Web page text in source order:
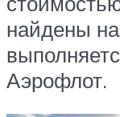
найдены
Аэрофлот.